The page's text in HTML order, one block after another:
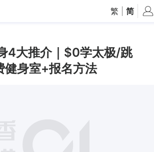
繁 简
4大推介｜$0学太极/跳
身室+报名方法